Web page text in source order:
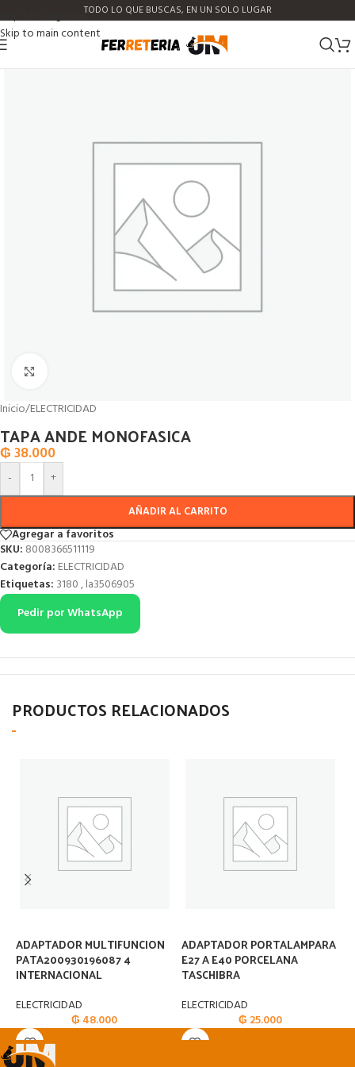
Skip to navigation
Skip to main content
TODO LO QUE BUSCAS, EN UN SOLO LUGAR
Inicio/ELECTRICIDAD
TAPA ANDE MONOFASICA
₲38.000
- +
AÑADIR AL CARRITO
Agregar a favoritos
SKU: 8008366511119
Categoría: ELECTRICIDAD
Etiquetas: 3180,la3506905
Pedir por WhatsApp
PRODUCTOS RELACIONADOS
ADAPTADOR MULTIFUNCION
PATA200930196087 4
INTERNACIONAL
ELECTRICIDAD
₲ 48.000
ADAPTADOR PORTALAMPARA
E27 A E40 PORCELANA
TASCHIBRA
ELECTRICIDAD
₲ 25.000